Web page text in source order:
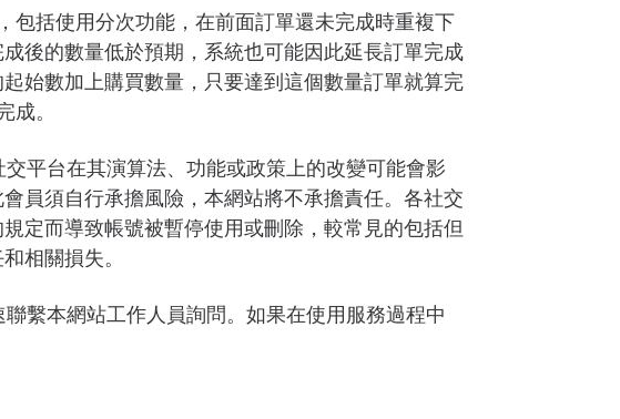
包括使用分次功能，在前面訂單還未完成時重複下
後的數量低於預期，系統也可能因此延長訂單完成
始數加上購買數量，只要達到這個數量訂單就算完
。
平台在其演算法、功能或政策上的改變可能會影
員須自行承擔風險，本網站將不承擔責任。各社交
定而導致帳號被暫停使用或刪除，較常見的包括但
相關損失。
繫本網站工作人員詢問。如果在使用服務過程中